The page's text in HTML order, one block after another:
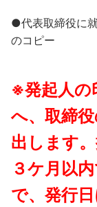
●代表取締役に
のコピー
※発起人の
へ、取締
出します
３ケ月以
で、発行